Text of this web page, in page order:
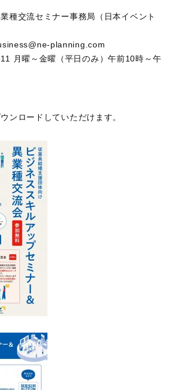
種交流セミナー事務局（日本イベント
planning.com
月曜～金曜（平日のみ）午前10時～午
ンロードしていただけます。